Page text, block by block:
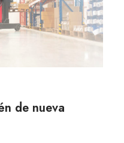
de nueva